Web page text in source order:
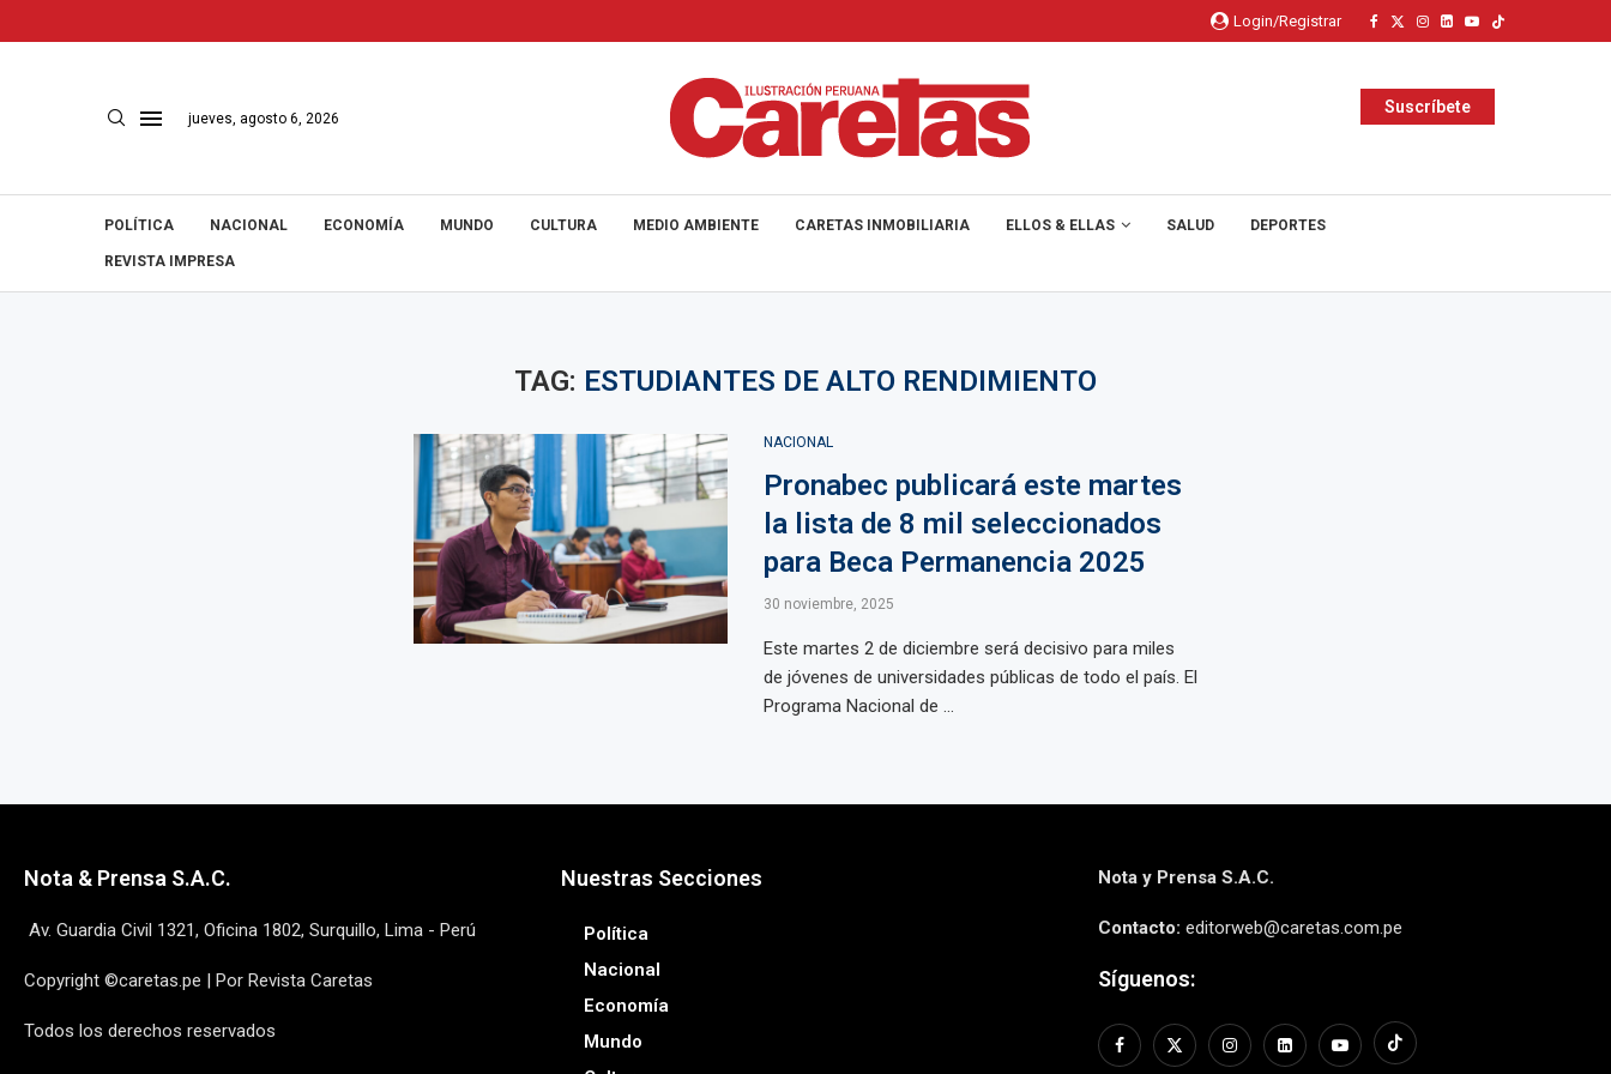
Login/Registrar
jueves, agosto 6, 2026
Suscríbete
POLÍTICA NACIONAL ECONOMÍA MUNDO CULTURA MEDIO AMBIENTE CARETAS INMOBILIARIA ELLOS & ELLAS SALUD DEPORTES
REVISTA IMPRESA
TAG: ESTUDIANTES DE ALTO RENDIMIENTO
NACIONAL
Pronabec publicará este martes
la lista de 8 mil seleccionados
para Beca Permanencia 2025
30 noviembre, 2025
Este martes 2 de diciembre será decisivo para miles
de jóvenes de universidades públicas de todo el país. El
Programa Nacional de ...
Nota & Prensa S.A.C.
Av. Guardia Civil 1321, Oficina 1802, Surquillo, Lima - Perú
Copyright ©caretas.pe | Por Revista Caretas
Todos los derechos reservados
Nuestras Secciones
Política
Nacional
Economía
Mundo
Nota y Prensa S.A.C.
Contacto: editorweb@caretas.com.pe
Síguenos: